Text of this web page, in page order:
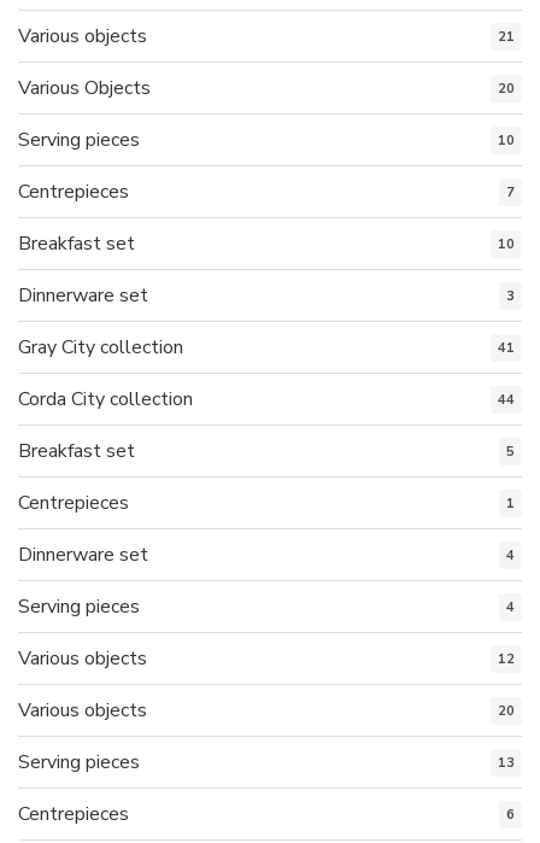
Various objects 21
Various Objects 20
Serving pieces 10
Centrepieces 7
Breakfast set 10
Dinnerware set 3
Gray City collection 41
Corda City collection 44
Breakfast set 5
Centrepieces 1
Dinnerware set 4
Serving pieces 4
Various objects 12
Various objects 20
Serving pieces 13
Centrepieces 6